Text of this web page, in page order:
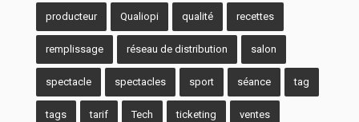
producteur Qualiopi qualité recettes
remplissage réseau de distribution salon
spectacle spectacles sport séance tag
tags tarif Tech ticketing ventes